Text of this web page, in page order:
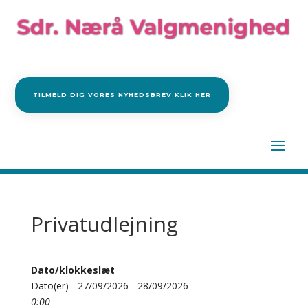
TILMELD DIG VORES NYHEDSBREV KLIK HER
Privatudlejning
Dato/klokkeslæt
Dato(er) - 27/09/2026 - 28/09/2026
0:00